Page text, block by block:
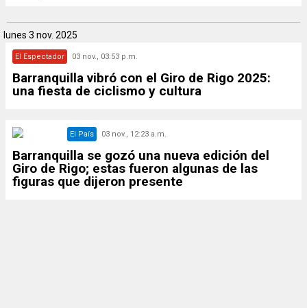
lunes 3 nov. 2025
El Espectador 03 nov., 03:53 p.m.
Barranquilla vibró con el Giro de Rigo 2025:
una fiesta de ciclismo y cultura
El País 03 nov., 12:23 a.m.
Barranquilla se gozó una nueva edición del
Giro de Rigo; estas fueron algunas de las
figuras que dijeron presente